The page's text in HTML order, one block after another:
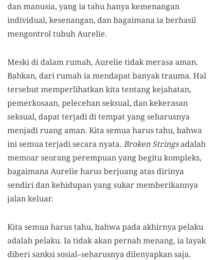
dan manusia, yang ia tahu hanya kemenangan
individual, kesenangan, dan bagaimana ia berhasil
mengontrol tubuh Aurelie.
Meski di dalam rumah, Aurelie tidak merasa aman.
Bahkan, dari rumah ia mendapat banyak trauma. Hal
tersebut memperlihatkan kita tentang kejahatan,
pemerkosaan, pelecehan seksual, dan kekerasan
seksual, dapat terjadi di tempat yang seharusnya
menjadi ruang aman. Kita semua harus tahu, bahwa
ini semua terjadi secara nyata. Broken Stringsadalah
memoar seorang perempuan yang begitu kompleks,
bagaimana Aurelie harus berjuang atas dirinya
sendiri dan kehidupan yang sukar memberikannya
jalan keluar.
Kita semua harus tahu, bahwa pada akhirnya pelaku
adalah pelaku. Ia tidak akan pernah menang, ia layak
diberi sanksi sosial–seharusnya dilenyapkan saja.